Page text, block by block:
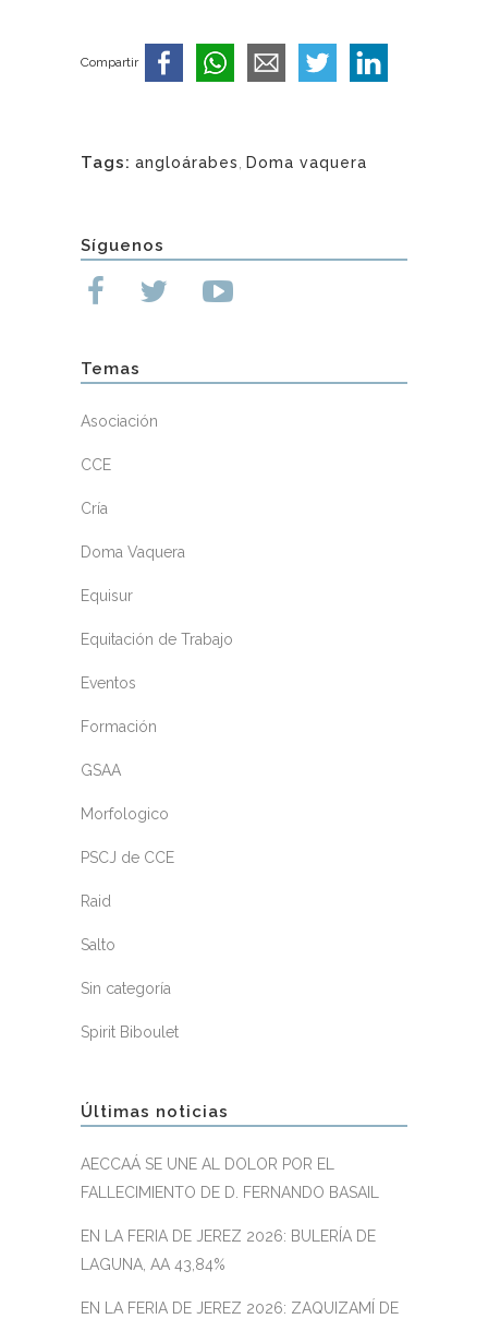
Compartir
Tags: angloárabes, Doma vaquera
Síguenos
Temas
Asociación
CCE
Cría
Doma Vaquera
Equisur
Equitación de Trabajo
Eventos
Formación
GSAA
Morfologico
PSCJ de CCE
Raid
Salto
Sin categoría
Spirit Biboulet
Últimas noticias
AECCAÁ SE UNE AL DOLOR POR EL
FALLECIMIENTO DE D. FERNANDO BASAIL
EN LA FERIA DE JEREZ 2026: BULERÍA DE
LAGUNA, AA 43,84%
EN LA FERIA DE JEREZ 2026: ZAQUIZAMÍ DE